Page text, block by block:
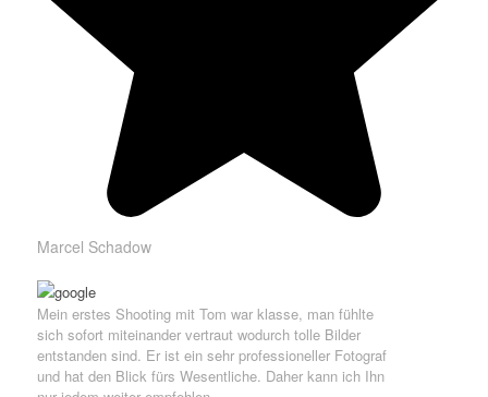
Marcel Schadow
Mein erstes Shooting mit Tom war klasse, man fühlte
sich sofort miteinander vertraut wodurch tolle Bilder
entstanden sind. Er ist ein sehr professioneller Fotograf
und hat den Blick fürs Wesentliche. Daher kann ich Ihn